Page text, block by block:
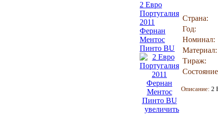
2 Евро
Португалия
2011
Фернан
Ментос
Пинто BU
увеличить
Страна:
Год:
Номинал:
Материал:
Тираж:
Описание: 2